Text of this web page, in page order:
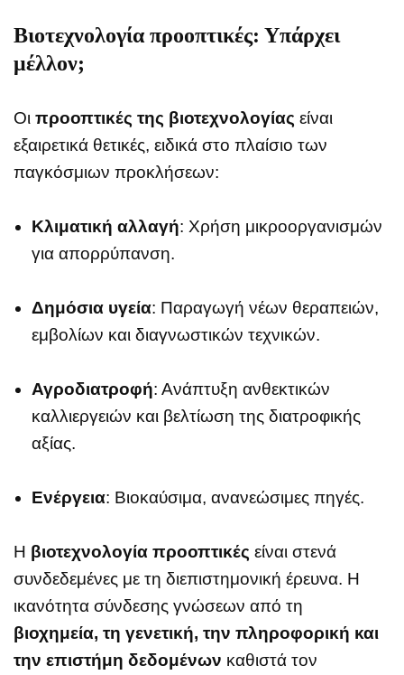
Βιοτεχνολογία προοπτικές: Υπάρχει
μέλλον;
Οι προοπτικές της βιοτεχνολογίας είναι
εξαιρετικά θετικές, ειδικά στο πλαίσιο των
παγκόσμιων προκλήσεων:
Κλιματική αλλαγή: Χρήση μικροοργανισμών
για απορρύπανση.
Δημόσια υγεία: Παραγωγή νέων θεραπειών,
εμβολίων και διαγνωστικών τεχνικών.
Αγροδιατροφή: Ανάπτυξη ανθεκτικών
καλλιεργειών και βελτίωση της διατροφικής
αξίας.
Ενέργεια: Βιοκαύσιμα, ανανεώσιμες πηγές.
Η βιοτεχνολογία προοπτικές είναι στενά
συνδεδεμένες με τη διεπιστημονική έρευνα. Η
ικανότητα σύνδεσης γνώσεων από τη
βιοχημεία, τη γενετική, την πληροφορική και
την επιστήμη δεδομένων καθιστά τον